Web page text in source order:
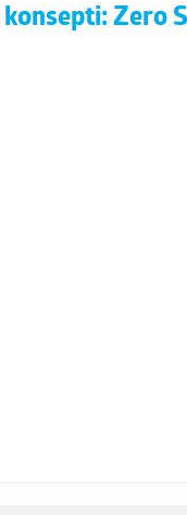
konsepti: Zero